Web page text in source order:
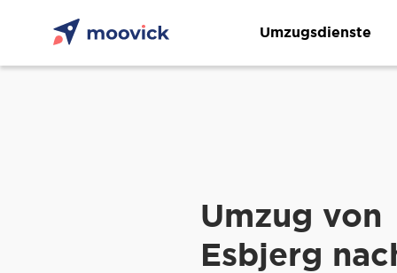
Umzugsdienste
Umzug von
Esbjerg